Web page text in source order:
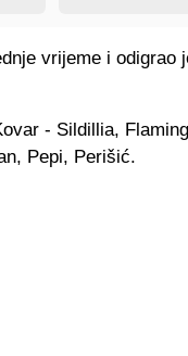
vrijeme i odigrao
- Sildillia,
Pepi, Perišić.